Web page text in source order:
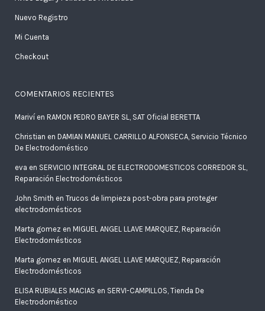
Nuevo Registro
Mi Cuenta
Checkout
COMENTARIOS RECIENTES
Marivíen RAMON PEDRO BAYER SL, SAT Oficial BERETTA
Christian en DAMIAN MANUEL CARRILLO ALFONSECA, Servicio Técnico
De Electrodoméstico
eva en SERVICIO INTEGRAL DE ELECTRODOMESTICOS CORREDOR SL,
Reparación Electrodomésticos
John Smith en Trucos de limpieza post-obra para proteger
electrodomésticos
Marta gomez en MIGUEL ANGEL LLAVE MARQUEZ, Reparación
Electrodomésticos
Marta gomez en MIGUEL ANGEL LLAVE MARQUEZ, Reparación
Electrodomésticos
ELISA RUBIALES MACIAS en SERVI-CAMPILLOS, Tienda De
Electrodoméstico